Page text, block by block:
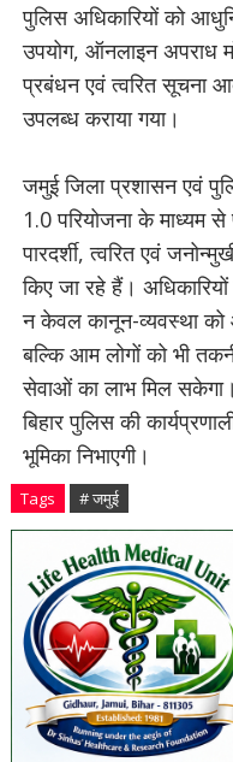
पुलिस अधिकारियों को
उपयोग, ऑनलाइन अपराध
प्रबंधन एवं त्वरित सूचना
उपलब्ध कराया गया।
जमुई जिला प्रशासन एवं
1.0 परियोजना के माध्यम
पारदर्शी, त्वरित एवं
किए जा रहे हैं।
न केवल कानून-व्यवस्था
बल्कि आम लोगों को भी
सेवाओं का लाभ मिल
बिहार पुलिस की
भूमिका निभाएगी।
Tags # जमुई